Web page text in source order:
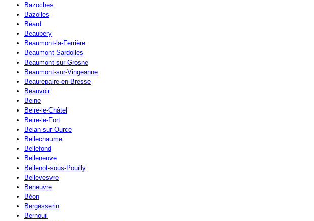
Bazoches
Bazolles
Béard
Beaubery
Beaumont-la-Ferrière
Beaumont-Sardolles
Beaumont-sur-Grosne
Beaumont-sur-Vingeanne
Beaurepaire-en-Bresse
Beauvoir
Beine
Beire-le-Châtel
Beire-le-Fort
Belan-sur-Ource
Bellechaume
Bellefond
Belleneuve
Bellenot-sous-Pouilly
Bellevesvre
Beneuvre
Béon
Bergesserin
Bernouil